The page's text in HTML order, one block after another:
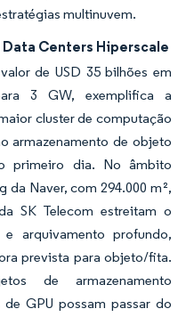
multinuvem.
Centers Hiperscale
de USD 35 bilhões em
3 GW, exemplifica a
cluster de computação
armazenamento de objeto
primeiro dia. No âmbito
da Naver, com 294.000 m²,
SK Telecom estreitam o
arquivamento profundo,
prevista para objeto/fita.
de armazenamento
GPU possam passar do